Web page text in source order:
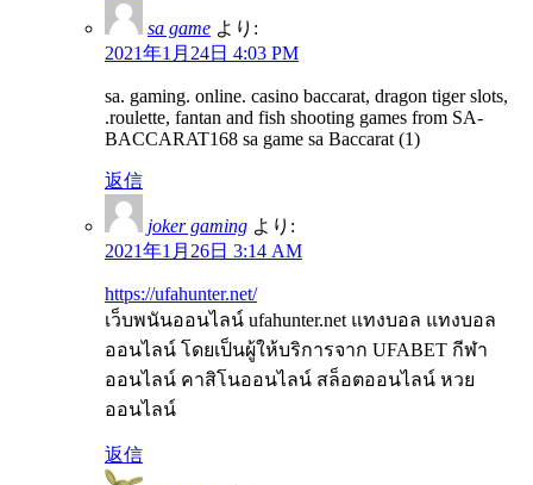
sa game より:
2021年1月24日 4:03 PM
sa. gaming. online. casino baccarat, dragon tiger slots,
.roulette, fantan and fish shooting games from SA-
BACCARAT168 sa game sa Baccarat (1)
返信
joker gaming より:
2021年1月26日 3:14 AM
https://ufahunter.net/
เว็บพนันออนไลน์ ufahunter.net แทงบอล แทงบอล
ออนไลน์ โดยเป็นผู้ให้บริการจาก UFABET กีฬา
ออนไลน์ คาสิโนออนไลน์ สล็อตออนไลน์ หวย
ออนไลน์
返信